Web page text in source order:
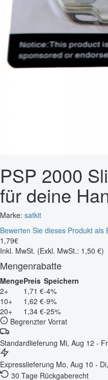
PSP 2000
für deine
Marke: satkit
Bewerten Sie dieses Produkt als
1 ,79€
Inkl. MwSt. (Exkl. MwSt.: 1,50 €)
Mengenrabatte
MengePreis Speichern
2+
1,71 €-4%
10+
1,62 €-9%
20+
1,34 €-25%
Begrenzter Vorrat
Standardlieferung Mi, Aug 12 -
Expresslieferung Mo, Aug 10 -
30 Tage Rückgaberecht